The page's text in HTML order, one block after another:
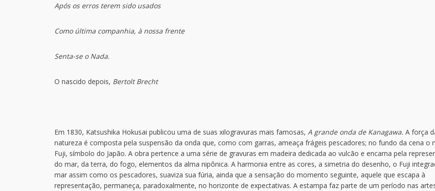
Após os erros terem sido usados
Como última companhia, à nossa frente
Senta-se o Nada.
O nascido depois, Bertolt Brecht
Em 1830, Katsushika Hokusai publicou uma de suas xilogravuras mais famosas, A grande onda de Kanagawa. A força
natureza é composta pela suspensão da onda que, como com garras, ameaça frágeis pescadores; no fundo da cena o
Fuji, símbolo do Japão. A obra pertence a uma série de gravuras em madeira dedicada ao vulcão e encarna pela
do mar, da terra, do fogo, elementos da alma nipônica. A harmonia entre as cores, a simetria do desenho, o Fuji
mar assim como os pescadores, suaviza sua fúria, ainda que a sensação do momento seguinte, aquele que escapa à
representação, permaneça, paradoxalmente, no horizonte de expectativas. A estampa faz parte de um período nas